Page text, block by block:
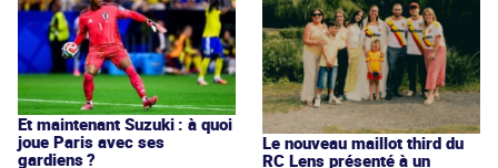
Et maintenant Suzuki : à quoi
joue Paris avec ses
gardiens ?
Le nouveau maillot third du
RC Lens présenté à un